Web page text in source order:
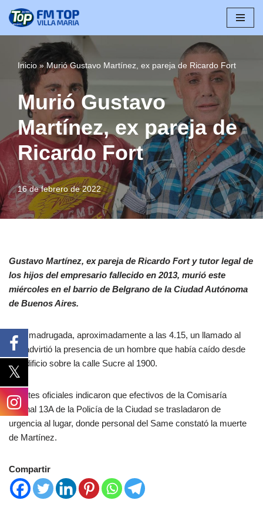
contenido
Inicio»Murió Gustavo Martínez, ex pareja de Ricardo Fort
Murió Gustavo
Martínez, ex pareja de
Ricardo Fort
16 de febrero de 2022
Gustavo Martínez, ex pareja de Ricardo Fort y tutor legal de
los hijos del empresario fallecido en 2013, murió este
miércoles en el barrio de Belgrano de la Ciudad Autónoma
de Buenos Aires.
Esta madrugada, aproximadamente a las 4.15, un llamado al
911 advirtió la presencia de un hombre que había caído desde
un edificio sobre la calle Sucre al 1900.
Fuentes oficiales indicaron que efectivos de la Comisaría
Vecinal 13A de la Policía de la Ciudad se trasladaron de
urgencia al lugar, donde personal del Same constató la muerte
de Martínez.
Compartir